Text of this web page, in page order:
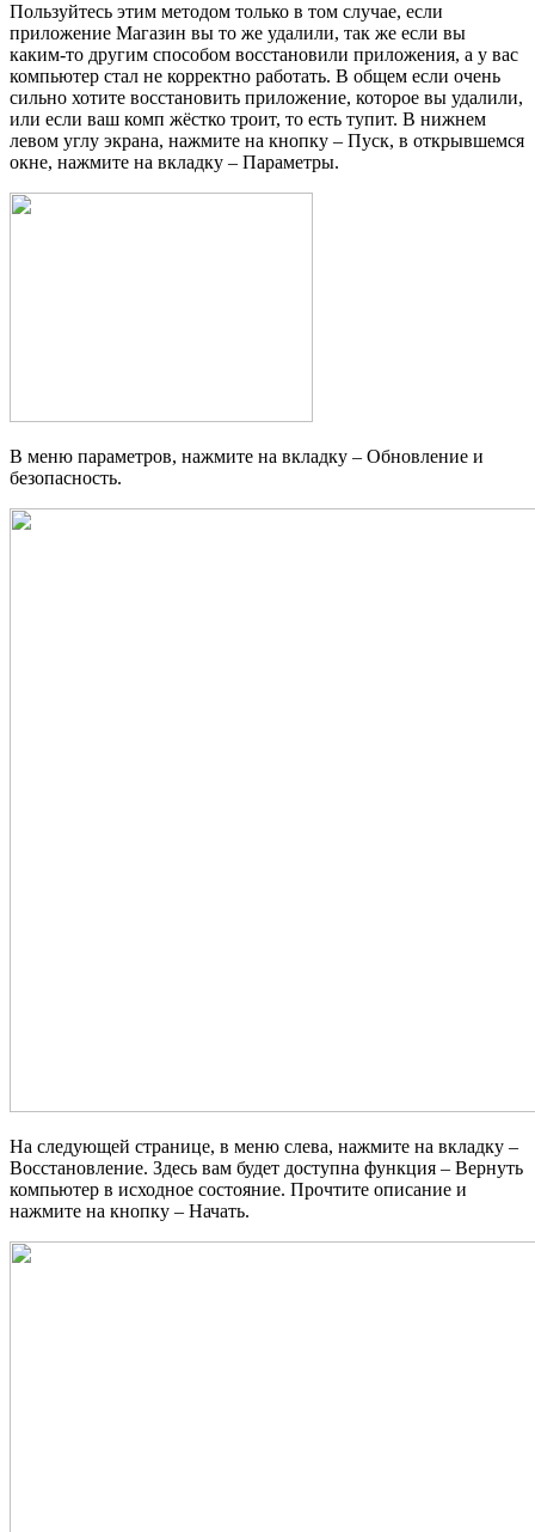
Пользуйтесь этим методом только в том случае, если
приложение Магазин вы то же удалили, так же если вы
каким-то другим способом восстановили приложения, а у вас
компьютер стал не корректно работать. В общем если очень
сильно хотите восстановить приложение, которое вы удалили,
или если ваш комп жёстко троит, то есть тупит. В нижнем
левом углу экрана, нажмите на кнопку – Пуск, в открывшемся
окне, нажмите на вкладку – Параметры.
В меню параметров, нажмите на вкладку – Обновление и
безопасность.
На следующей странице, в меню слева, нажмите на вкладку –
Восстановление. Здесь вам будет доступна функция – Вернуть
компьютер в исходное состояние. Прочтите описание и
нажмите на кнопку – Начать.